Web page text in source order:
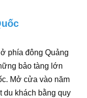
phía đông Quảng
bảo tàng lớn
Mở cửa vào năm
du khách bằng quy